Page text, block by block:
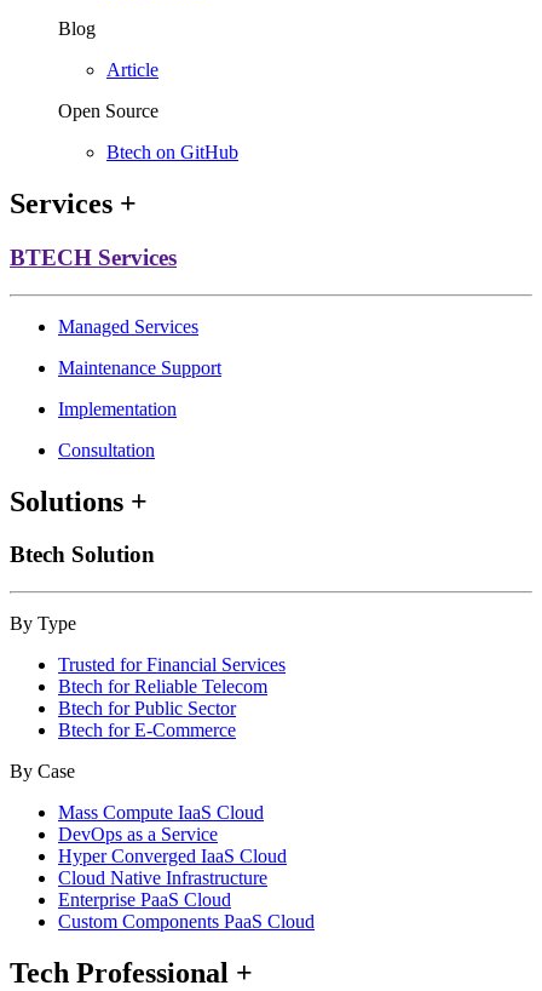
Blog
Article
Open Source
Btech on GitHub
Services +
BTECH Services
Managed Services
Maintenance Support
Implementation
Consultation
Solutions +
Btech Solution
By Type
Trusted for Financial Services
Btech for Reliable Telecom
Btech for Public Sector
Btech for E-Commerce
By Case
Mass Compute IaaS Cloud
DevOps as a Service
Hyper Converged IaaS Cloud
Cloud Native Infrastructure
Enterprise PaaS Cloud
Custom Components PaaS Cloud
Tech Professional +